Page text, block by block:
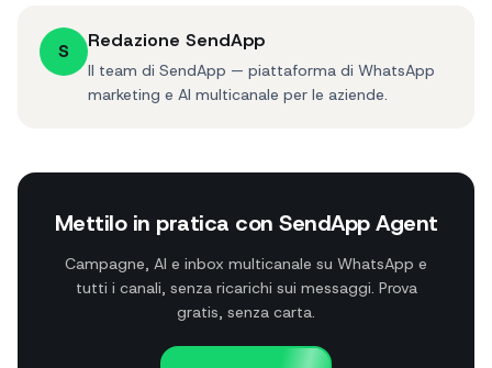
S Redazione SendApp
Il team di SendApp — piattaforma di WhatsApp
marketing e AI multicanale per le aziende.
Mettilo in pratica con SendApp Agent
Campagne, AI e inbox multicanale su WhatsApp e
tutti i canali, senza ricarichi sui messaggi. Prova
gratis, senza carta.